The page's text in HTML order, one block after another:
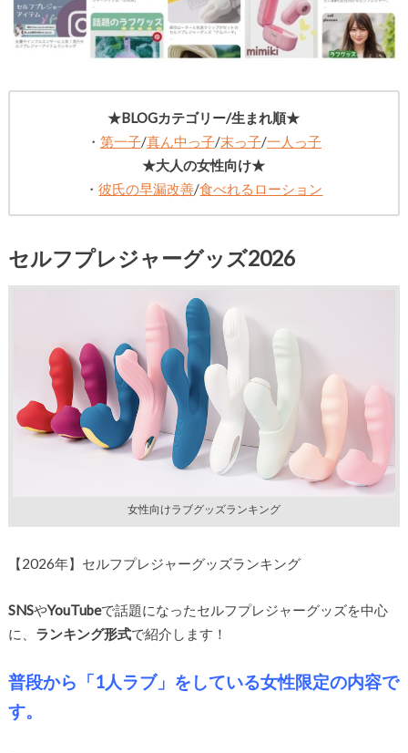
★BLOGカテゴリー/生まれ順★
・ 第一子/真ん中っ子/末っ子/一人っ子
★大人の女性向け★
・彼氏の早漏改善/食べれるローション
セルフプレジャーグッズ2026
女性向けラブグッズランキング
【2026年】セルフプレジャーグッズランキング
SNSやYouTubeで話題になったセルフプレジャーグッズを中心
に、 ランキング形式で紹介します！
普段から「1人ラブ」をしている女性限定の内容で
す。